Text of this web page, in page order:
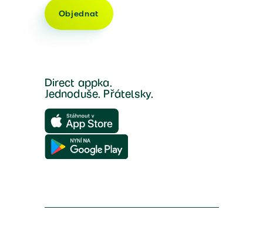
Objednat
Direct appka.
Jednoduše. Přátelsky.